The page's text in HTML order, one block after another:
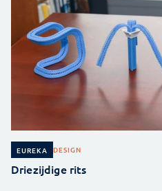
EUREKA DESIGN
Driezijdige rits